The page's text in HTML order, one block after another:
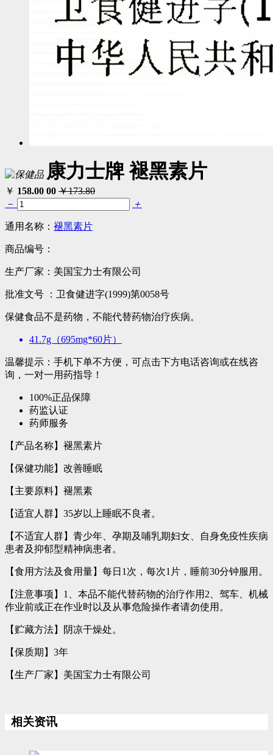
康力士牌 褪黑素片
￥ 158.00 00 ￥173.80
－
＋
通用名称： 褪黑素片
商品编号：
生产厂家： 美国宝力士有限公司
批准文号 ： 卫食健进字(1999)第0058号
保健食品不是药物，不能代替药物治疗疾病。
41.7g（695mg*60片）
温馨提示：手机下单不方便，可点击下方电话咨询或在线咨
询，一对一用药指导！
100%正品保障
药监认证
药师服务
【产品名称】褪黑素片
【保健功能】改善睡眠
【主要原料】褪黑素
【适宜人群】35岁以上睡眠不良者。
【不适宜人群】青少年、孕期及哺乳期妇女、自身免疫性疾病
患者及抑郁型精神病患者。
【食用方法及食用量】每日1次，每次1片，睡前30分钟服用。
【注意事项】1、本品不能代替药物的治疗作用2、驾车、机械
作业前或正在作业时以及从事危险操作者请勿使用。
【贮藏方法】阴凉干燥处。
【保质期】3年
【生产厂家】美国宝力士有限公司
相关资讯